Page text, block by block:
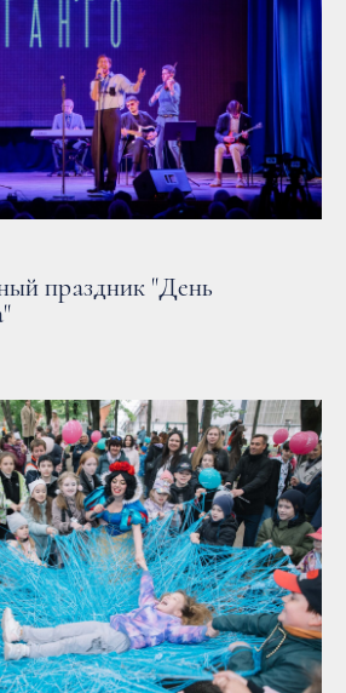
праздник "День